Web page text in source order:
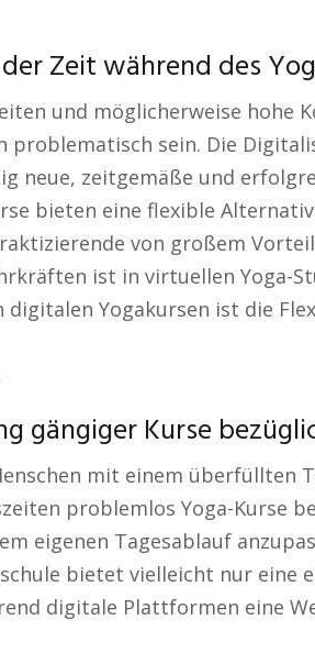
Zeit während des
und möglicherweise hohe
problematisch sein. Die
neue, zeitgemäße und
bieten eine flexible
von großem
ist in virtuellen Yoga-
digitalen Yogakursen ist die
gängiger Kurse
mit einem überfüllten
problemlos Yoga-Kurse
eigenen Tagesablauf
bietet vielleicht nur eine
digitale Plattformen eine